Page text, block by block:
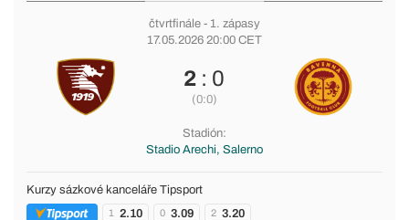
čtvrtfinále - 1. zápasy
17.05.2026 20:00 CET
2 : 0
(0:0)
Stadión:
Stadio Arechi, Salerno
Kurzy sázkové kanceláře Tipsport
1 2.10 0 3.09 2 3.20